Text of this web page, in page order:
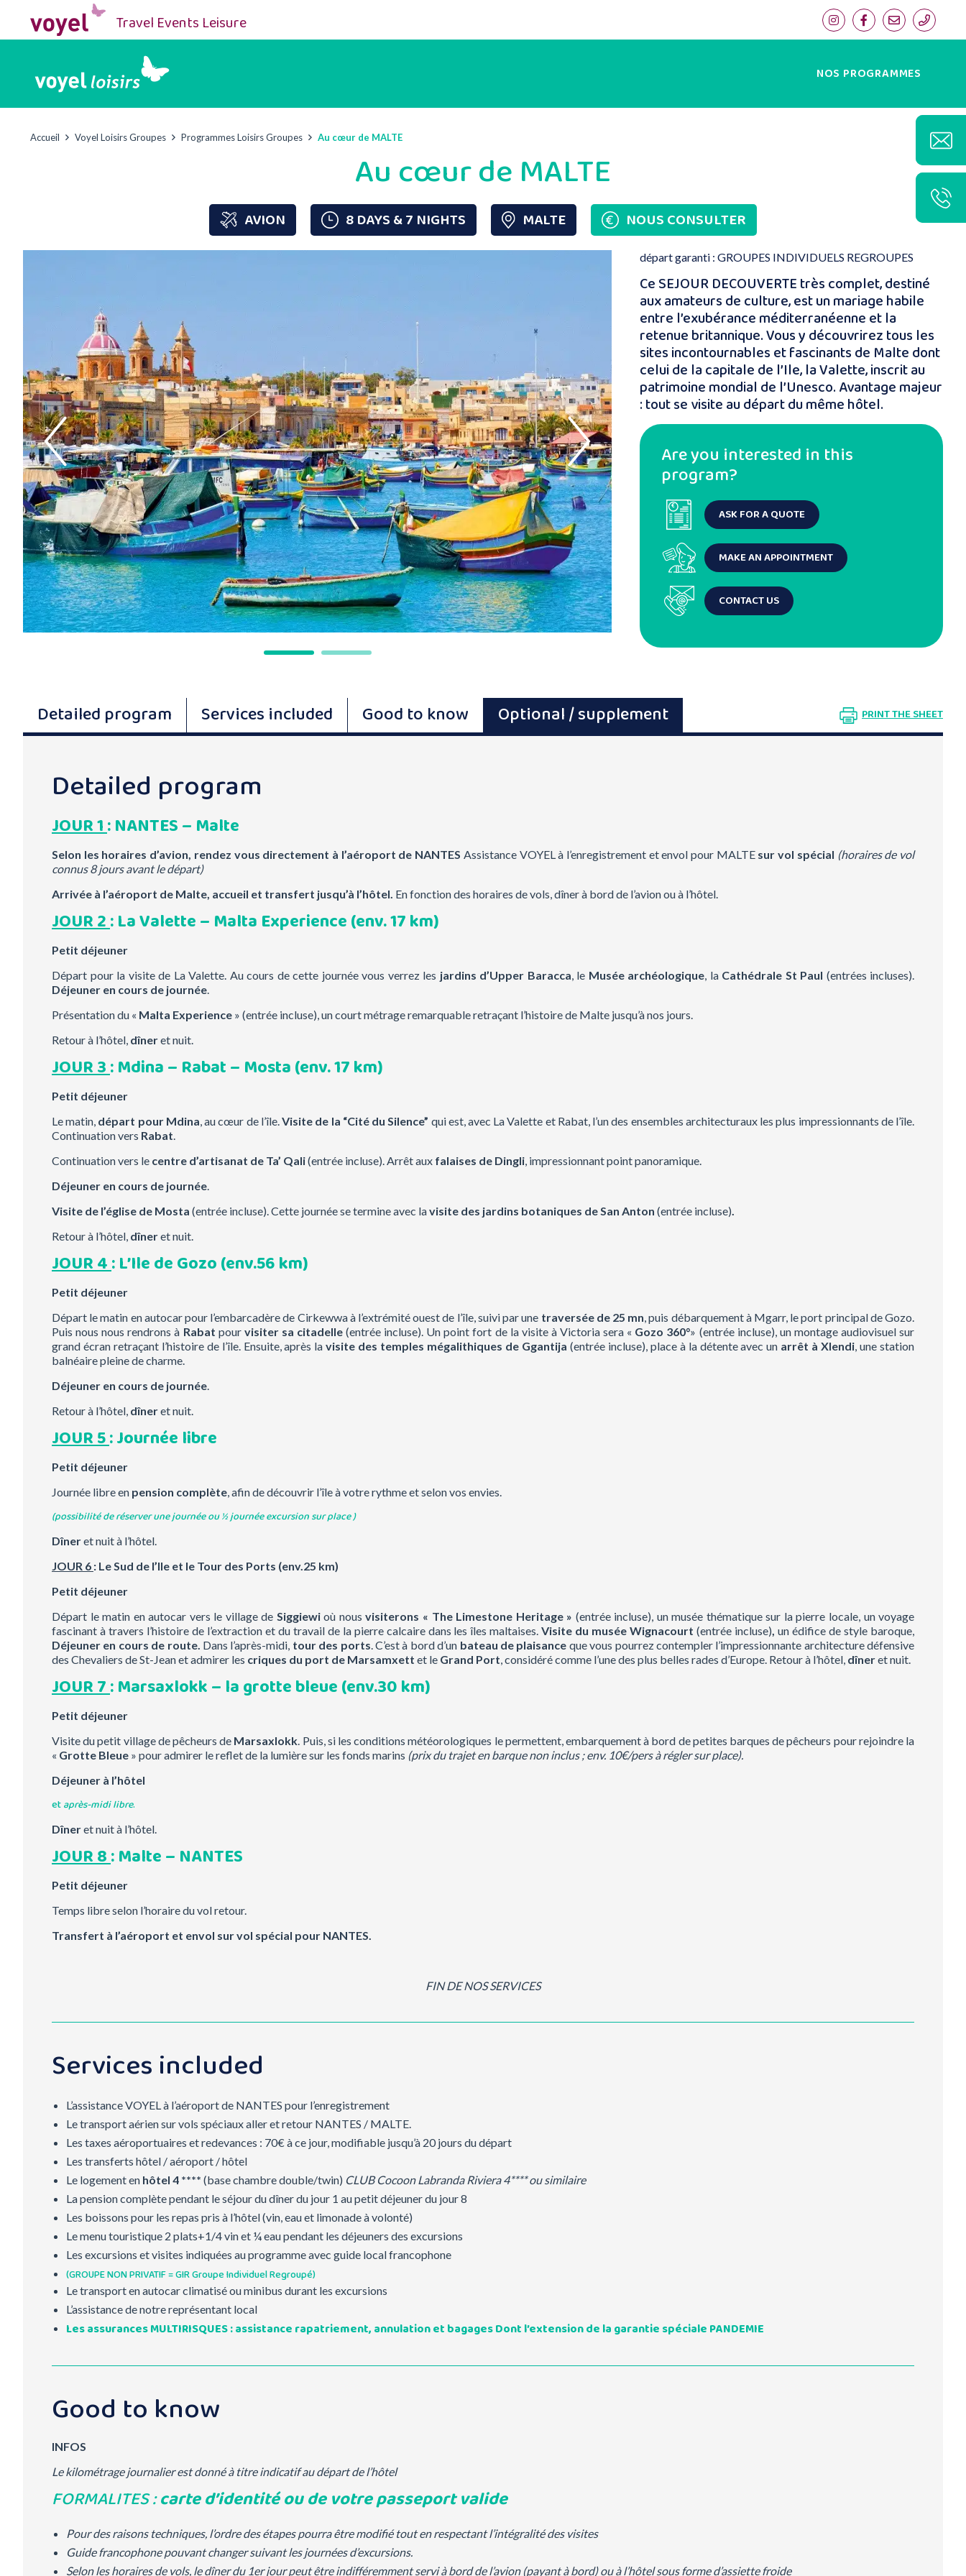
Travel Events Leisure
NOS PROGRAMMES
Accueil Voyel Loisirs Groupes Programmes Loisirs Groupes Au cœur de MALTE
Au cœur de MALTE
AVION 8 DAYS & 7 NIGHTS MALTE NOUS CONSULTER
départ garanti : GROUPES INDIVIDUELS REGROUPES
Ce SEJOUR DECOUVERTE très complet, destiné
aux amateurs de culture, est un mariage habile
entre l’exubérance méditerranéenne et la
retenue britannique. Vous y découvrirez tous les
sites incontournables et fascinants de Malte dont
celui de la capitale de l’Ile, la Valette, inscrit au
patrimoine mondial de l’Unesco. Avantage majeur
: tout se visite au départ du même hôtel.
Are you interested in this
program?
ASK FOR A QUOTE
MAKE AN APPOINTMENT
CONTACT US
Detailed program Services included Good to know Optional / supplement PRINT THE SHEET
Detailed program
JOUR 1: NANTES – Malte
Selon les horaires d’avion, rendez vous directement à l’aéroport de NANTES Assistance VOYEL à l’enregistrement et envol pour MALTEsur vol spécial (horaires de vol
connus 8 jours avant le départ)
Arrivée à l’aéroport de Malte, accueil et transfert jusqu’à l’hôtel. En fonction des horaires de vols, dîner à bord de l’avion ou à l’hôtel.
JOUR 2: La Valette – Malta Experience(env. 17 km)
Petit déjeuner
Départ pour la visite de La Valette. Au cours de cette journée vous verrez les jardins d’Upper Baracca, le Musée archéologique, la Cathédrale St Paul (entrées incluses).
Déjeuner en cours de journée.
Présentation du « Malta Experience » (entrée incluse), un court métrage remarquable retraçant l’histoire de Malte jusqu’à nos jours.
Retour à l’hôtel, dîneret nuit.
JOUR 3: Mdina – Rabat – Mosta(env. 17 km)
Petit déjeuner
Le matin, départ pour Mdina, au cœur de l’île.Visite de la “Cité du Silence” qui est, avec La Valette et Rabat, l’un des ensembles architecturaux les plus impressionnants de l’île.
Continuation vers Rabat.
Continuation vers le centre d’artisanat de Ta’ Qali(entrée incluse). Arrêt aux falaises de Dingli, impressionnant point panoramique.
Déjeuner en cours de journée.
Visite de l’église de Mosta (entrée incluse). Cette journée se termine avec lavisite des jardins botaniques de San Anton (entrée incluse).
Retour à l’hôtel, dîneret nuit.
JOUR 4: L’Ile de Gozo(env.56 km)
Petit déjeuner
Départ le matin en autocar pour l’embarcadère de Cirkewwa à l’extrémité ouest de l’île, suivi par une traversée de 25 mn, puis débarquement à Mgarr, le port principal de Gozo.
Puis nous nous rendrons à Rabat pour visiter sa citadelle(entrée incluse). Un point fort de la visite à Victoria sera « Gozo 360°» (entrée incluse), un montage audiovisuel sur
grand écran retraçant l’histoire de l’île. Ensuite, après lavisite des temples mégalithiques de Ggantija (entrée incluse), place à la détente avec un arrêt à Xlendi, une station
balnéaire pleine de charme.
Déjeuner en cours de journée.
Retour à l’hôtel, dîneret nuit.
JOUR 5: Journée libre
Petit déjeuner
Journée libre en pension complète, afin de découvrir l’île à votre rythme et selon vos envies.
(possibilité de réserver une journée ou ½ journée excursion sur place )
Dîneret nuit à l’hôtel.
JOUR 6 : Le Sud de l’Ile et le Tour des Ports (env.25 km)
Petit déjeuner
Départ le matin en autocar vers le village de Siggiewioù nousvisiterons « The Limestone Heritage » (entrée incluse), un musée thématique sur la pierre locale, un voyage
fascinant à travers l’histoire de l’extraction et du travail de la pierre calcaire dans les îles maltaises.Visite du musée Wignacourt(entrée incluse), un édifice de style baroque,
Déjeuner en cours de route. Dans l’après-midi, tour des ports. C’est à bord d’un bateau de plaisance que vous pourrez contempler l’impressionnante architecture défensive
des Chevaliers de St-Jean et admirer les criques du port de Marsamxett et le Grand Port, considéré comme l’une des plus belles rades d’Europe. Retour à l’hôtel, dîneret nuit.
JOUR 7: Marsaxlokk – la grotte bleue(env.30 km)
Petit déjeuner
Visite du petit village de pêcheurs de Marsaxlokk. Puis, si les conditions météorologiques le permettent, embarquement à bord de petites barques de pêcheurs pour rejoindre la
« Grotte Bleue » pour admirer le reflet de la lumière sur les fonds marins (prix du trajet en barque non inclus ; env. 10€/pers à régler sur place).
Déjeuner à l’hôtel
etaprès-midi libre.
Dîneret nuit à l’hôtel.
JOUR 8: Malte – NANTES
Petit déjeuner
Temps libre selon l’horaire du vol retour.
Transfert à l’aéroport et envol sur vol spécial pour NANTES.
FIN DE NOS SERVICES
Services included
L’assistance VOYEL à l’aéroport de NANTES pour l’enregistrement
Le transport aérien sur vols spéciaux aller et retour NANTES / MALTE.
Les taxes aéroportuaires et redevances : 70€ à ce jour, modifiable jusqu’à 20 jours du départ
Les transferts hôtel / aéroport / hôtel
Le logement en hôtel 4 **** (base chambre double/twin) CLUB Cocoon Labranda Riviera 4**** ou similaire
La pension complète pendant le séjour du dîner du jour 1 au petit déjeuner du jour 8
Les boissons pour les repas pris à l’hôtel (vin, eau et limonade à volonté)
Le menu touristique 2 plats+1/4 vin et ¼ eau pendant les déjeuners des excursions
Les excursions et visites indiquées au programme avec guide local francophone
(GROUPE NON PRIVATIF = GIR Groupe Individuel Regroupé)
Le transport en autocar climatisé ou minibus durant les excursions
L’assistance de notre représentant local
Les assurances MULTIRISQUES : assistance rapatriement, annulation et bagagesDont l’extension de la garantie spéciale PANDEMIE
Good to know
INFOS
Le kilométrage journalier est donné à titre indicatif au départ de l’hôtel
FORMALITES :carte d’identité ou de votre passeport valide
Pour des raisons techniques, l’ordre des étapes pourra être modifié tout en respectant l’intégralité des visites
Guide francophone pouvant changer suivant les journées d’excursions.
Selon les horaires de vols, le dîner du 1er jour peut être indifféremment servi à bord de l’avion (payant à bord) ou à l’hôtel sous forme d’assiette froide